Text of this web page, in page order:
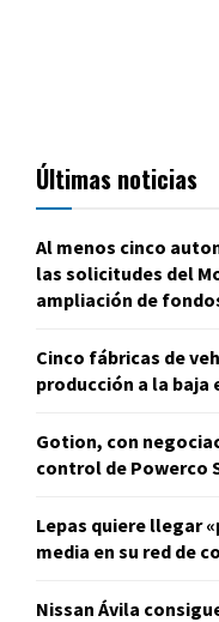
Últimas noticias
Al menos cinco
las solicitudes del
ampliación de
Cinco fábricas de
producción a la baja
Gotion, con
control de Powerco
Lepas quiere llegar
media en su red de
Nissan Ávila